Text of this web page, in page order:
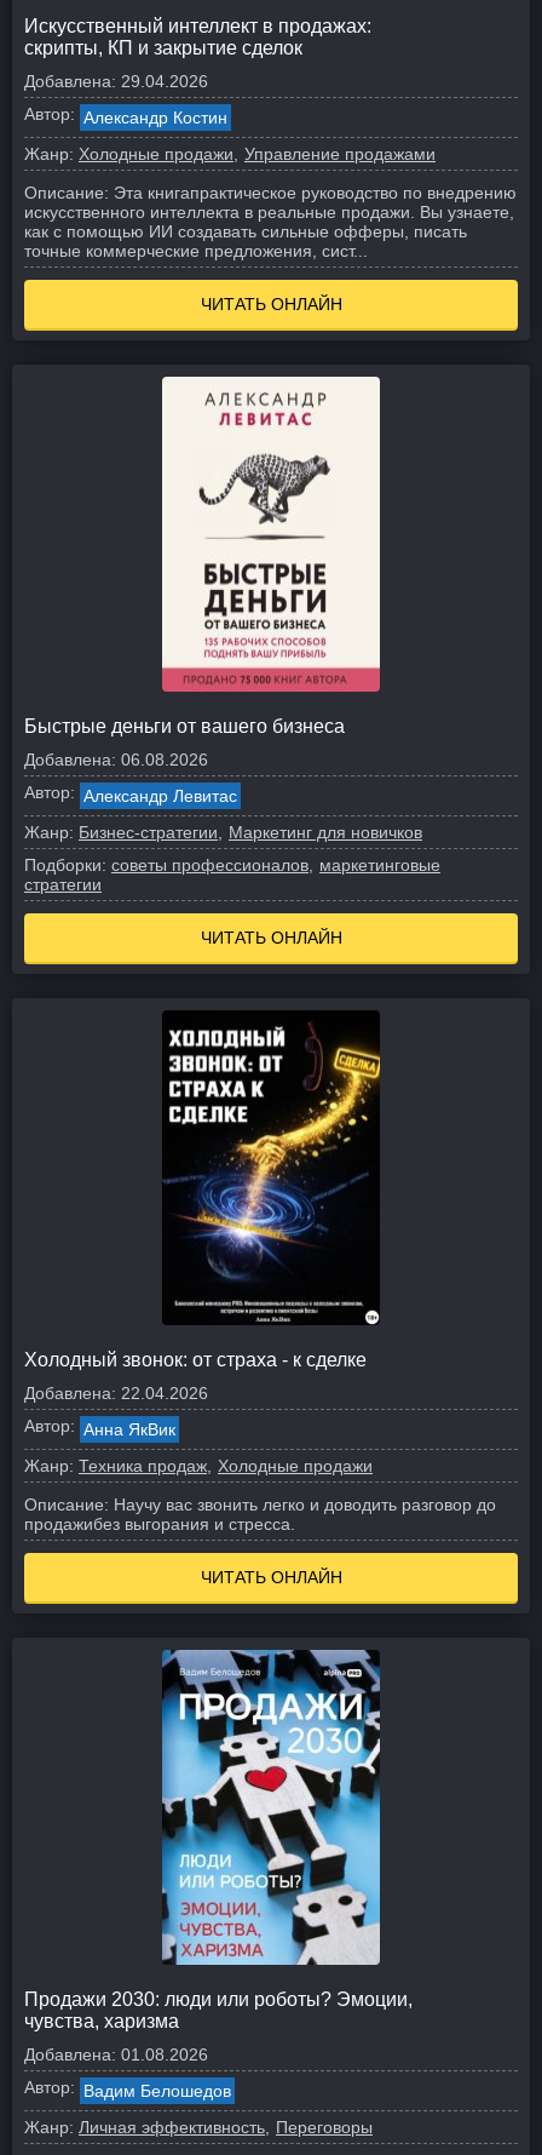
Искусственный интеллект в продажах:
скрипты, КП и закрытие сделок
Добавлена: 29.04.2026
Автор: Александр Костин
Жанр: Холодные продажи
Управление продажами
Описание: Эта книгапрактическое руководство по внедрению
искусственного интеллекта в реальные продажи. Вы узнаете,
как с помощью ИИ создавать сильные офферы, писать
точные коммерческие предложения, сист...
ЧИТАТЬ ОНЛАЙН
Быстрые деньги от вашего бизнеса
Добавлена: 06.08.2026
Автор: Александр Левитас
Жанр: Бизнес-стратегии
Маркетинг для новичков
Подборки: советы профессионалов
маркетинговые
стратегии
ЧИТАТЬ ОНЛАЙН
Холодный звонок: от страха - к сделке
Добавлена: 22.04.2026
Автор: Анна ЯкВик
Жанр: Техника продаж
Холодные продажи
Описание: Научу вас звонить легко и доводить разговор до
продажибез выгорания и стресса.
ЧИТАТЬ ОНЛАЙН
Продажи 2030: люди или роботы? Эмоции,
чувства, харизма
Добавлена: 01.08.2026
Автор: Вадим Белошедов
Жанр: Личная эффективность
Переговоры